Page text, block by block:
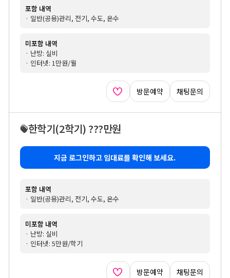
포함 내역
· 일반(공용)관리, 전기, 수도, 온수
미포함 내역
· 난방: 실비
· 인터넷: 1만원/월
방문예약 채팅문의
한학기(2학기) ???만원
지금 로그인하고 임대료를 확인해 보세요.
포함 내역
· 일반(공용)관리, 전기, 수도, 온수
미포함 내역
· 난방: 실비
· 인터넷: 5만원/학기
방문예약 채팅문의